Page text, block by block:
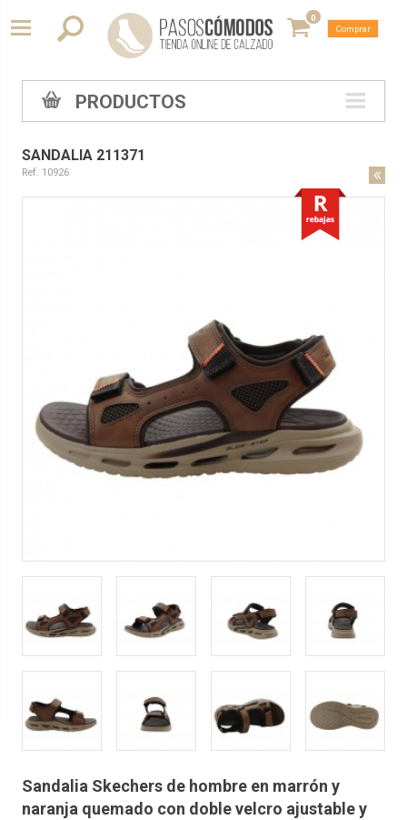
0
Comprar
PRODUCTOS
SANDALIA 211371
Ref. 10926
Sandalia Skechers de hombre en marrón y
naranja quemado con doble velcro ajustable y